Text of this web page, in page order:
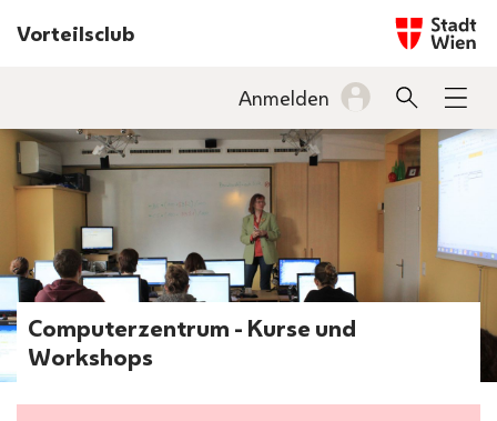
Vorteilsclub Startseite
Anmelden
Suche
Computerzentrum - Kurse und
Workshops